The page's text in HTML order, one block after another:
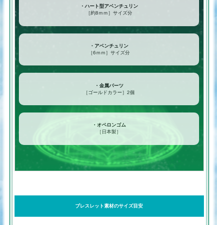
・ハート型アベンチュリン
［約8ｍｍ］サイズ分
・アベンチュリン
［6ｍｍ］サイズ分
・金属パーツ
［ゴールドカラー］2個
・オペロンゴム
［日本製］
ブレスレット素材のサイズ目安